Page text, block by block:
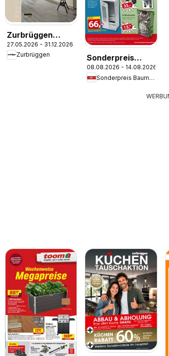
Zurbrüggen
Küchen Journal
27.05.2026 - 31.12.2026
Zurbrüggen
Sonderpreis
Baumarkt
Prospekt
08.08.2026 - 14.08.2026
Sonderpreis Baumarkt